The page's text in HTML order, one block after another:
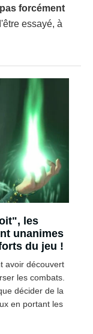
forcément
essayé, à
les
unanimes
du jeu !
avoir découvert
les combats.
décider de la
en portant les